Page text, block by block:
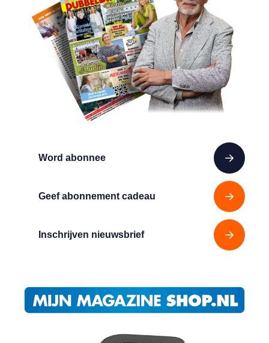
Word abonnee
Geef abonnement cadeau
Inschrijven nieuwsbrief